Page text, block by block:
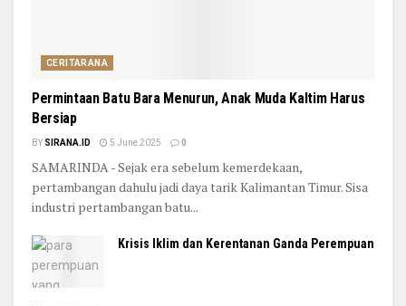
CERITARANA
Permintaan Batu Bara Menurun, Anak Muda Kaltim Harus
Bersiap
BY SIRANA.ID 5 June 2025 0
SAMARINDA - Sejak era sebelum kemerdekaan,
pertambangan dahulu jadi daya tarik Kalimantan Timur. Sisa
industri pertambangan batu...
Krisis Iklim dan Kerentanan Ganda Perempuan